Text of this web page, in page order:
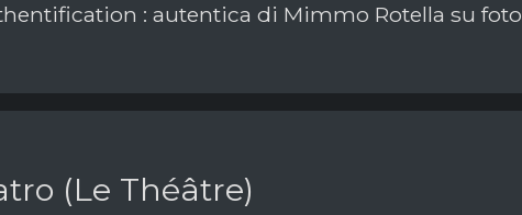
: autentica di Mimmo Rotella su foto
(Le Théâtre)